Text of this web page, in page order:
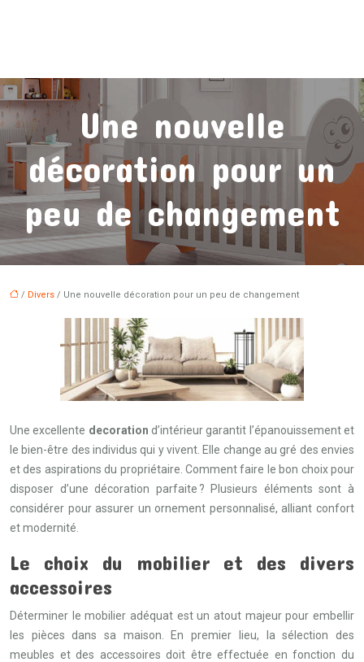
Une nouvelle
décoration pour un
peu de changement
/ Divers / Une nouvelle décoration pour un peu de changement
Une excellente decoration d’intérieur garantit l’épanouissement et
le bien-être des individus qui y vivent. Elle change au gré des envies
et des aspirations du propriétaire. Comment faire le bon choix pour
disposer d’une décoration parfaite ? Plusieurs éléments sont à
considérer pour assurer un ornement personnalisé, alliant confort
et modernité.
Le choix du mobilier et des divers
accessoires
Déterminer le mobilier adéquat est un atout majeur pour embellir
les pièces dans sa maison. En premier lieu, la sélection des
meubles et des accessoires doit être effectuée en fonction du